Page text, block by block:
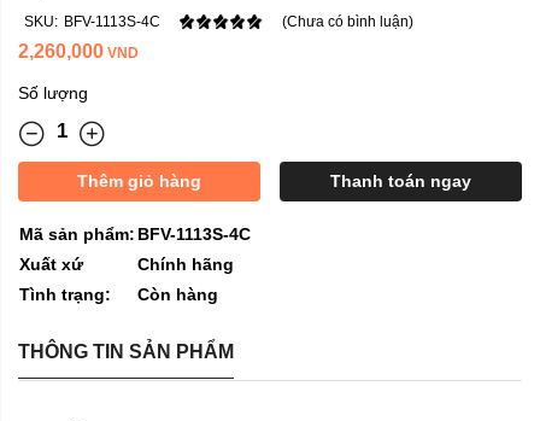
SKU: BFV-1113S-4C (Chưa có bình luận)
2,260,000 VND
Số lượng
Thêm giỏ hàng Thanh toán ngay
Mã sản phẩm: BFV-1113S-4C
Xuất xứ
Chính hãng
Tình trạng:
Còn hàng
THÔNG TIN SẢN PHẨM